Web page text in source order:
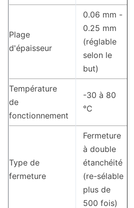
Plage
d'épaisseur
0.06 mm -
0.25 mm
(réglable
selon le
but)
Température
de
fonctionnement
-30 à 80
°C
Type de
fermeture
Fermeture
à double
étanchéité
(re-sélable
plus de
500 fois)